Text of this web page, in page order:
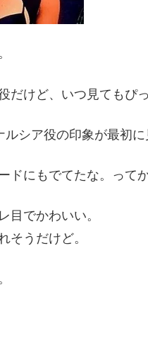
だけど、いつ見てもぴ
シア役の印象が最初に
ドにもでてたな。ってか
目でかわいい。
そうだけど。